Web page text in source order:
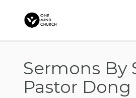
Sermons By
Pastor Dong